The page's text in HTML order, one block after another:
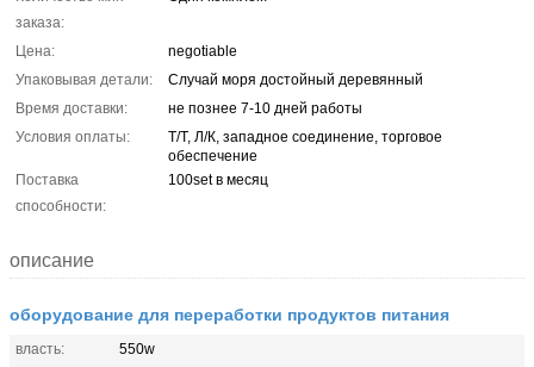
заказа:
Цена:
negotiable
Упаковывая детали:
Случай моря достойный деревянный
Время доставки:
не познее 7-10 дней работы
Условия оплаты:
Т/Т, Л/К, западное соединение, торговое
обеспечение
Поставка
способности:
100set в месяц
описание
оборудование для переработки продуктов питания
власть:
550w